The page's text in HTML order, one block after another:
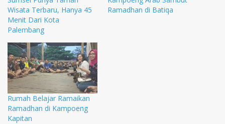
Wisata Terbaru, Hanya 45
Menit Dari Kota
Palembang
Ramadhan di Batiqa
Rumah Belajar Ramaikan
Ramadhan di Kampoeng
Kapitan